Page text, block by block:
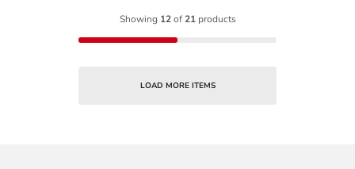
Showing 12of21products
LOAD MORE ITEMS